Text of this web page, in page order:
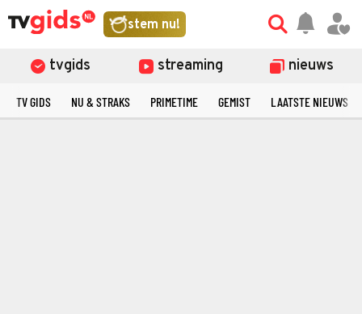
stem nu!
tvgids streaming nieuws
TV GIDS NU & STRAKS PRIMETIME GEMIST LAATSTE NIEUWS